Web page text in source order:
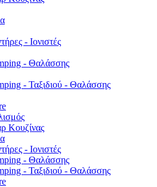
- Ιονιστές
- Θαλάσσης
- Ταξιδιού - Θαλάσσης
Κουζίνας
- Ιονιστές
- Θαλάσσης
- Ταξιδιού - Θαλάσσης